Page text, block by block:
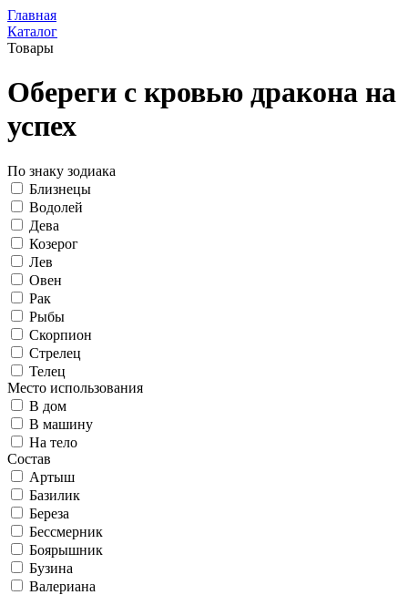
Главная
Каталог
Товары
Обереги с кровью дракона на
успех
По знаку зодиака
Близнецы
Водолей
Дева
Козерог
Лев
Овен
Рак
Рыбы
Скорпион
Стрелец
Телец
Место использования
В дом
В машину
На тело
Состав
Артыш
Базилик
Береза
Бессмерник
Боярышник
Бузина
Валериана